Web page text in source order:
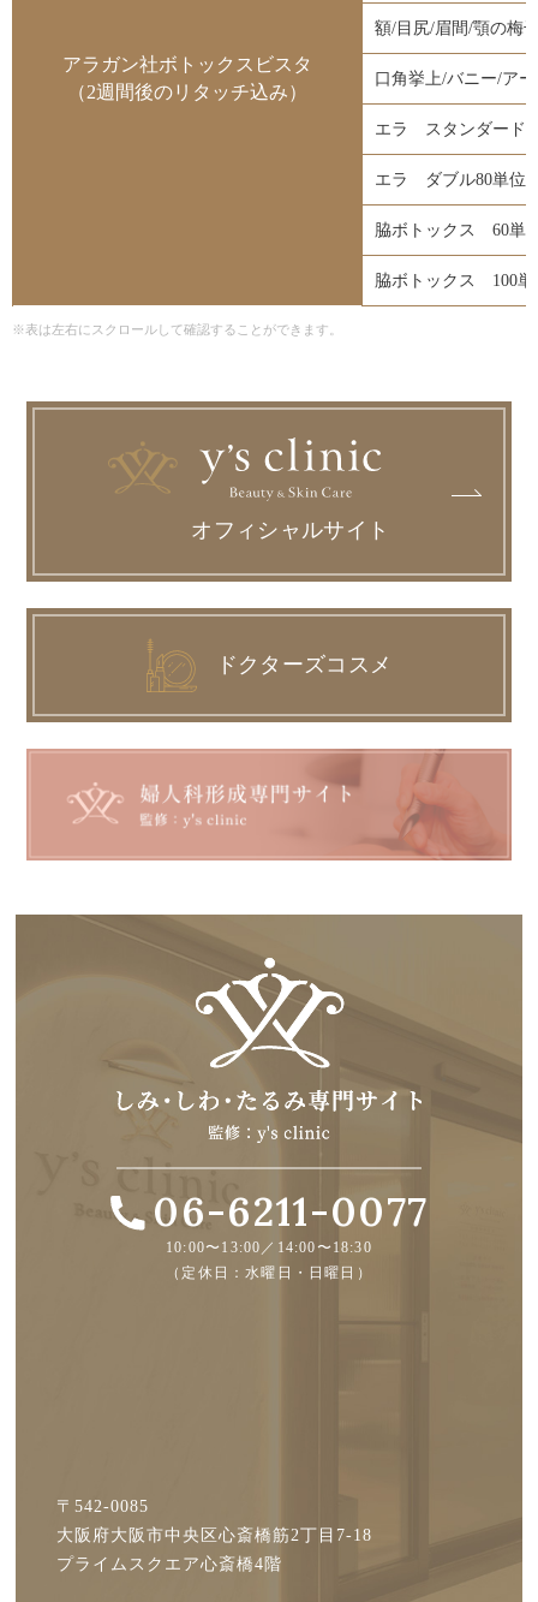
アラガン社ボトックスビスタ
（2週間後のリタッチ込み）
額/目尻/眉間/顎の梅
口角挙上/バニー/ア
エラ スタンダード
エラ ダブル80単位
脇ボトックス 60単
脇ボトックス 100単
※表は左右にスクロールして確認することができます。
オフィシャルサイト
ドクターズコスメ
06-6211-0077
10:00〜13:00／14:00〜18:30
（定休日：水曜日・日曜日）
〒542-0085
大阪府大阪市中央区心斎橋筋2丁目7-18
プライムスクエア心斎橋4階